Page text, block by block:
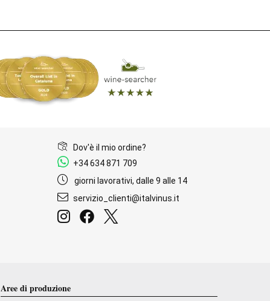
Dov'è il mio ordine?
+34 634 871 709
giorni lavorativi, dalle 9 alle 14
servizio_clienti@italvinus.it
Aree di produzione